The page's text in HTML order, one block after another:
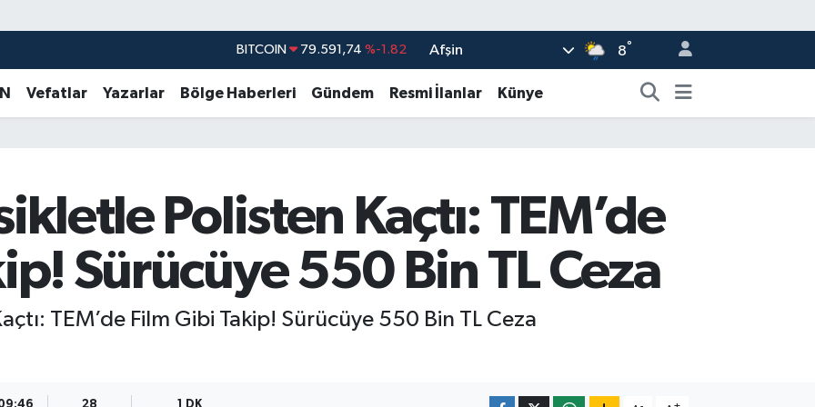
DOLAR 45,43620 %0.02
EURO 53,38690 %0.19
STERLİN 61,60380 %0.18
Afşin 8°
Vefatlar Yazarlar Bölge Haberleri Gündem Resmi İlanlar Künye
Polisten Kaçtı: TEM’de
Sürücüye 550 Bin TL Ceza
TEM’de Film Gibi Takip! Sürücüye 550 Bin TL Ceza
28 1 DK